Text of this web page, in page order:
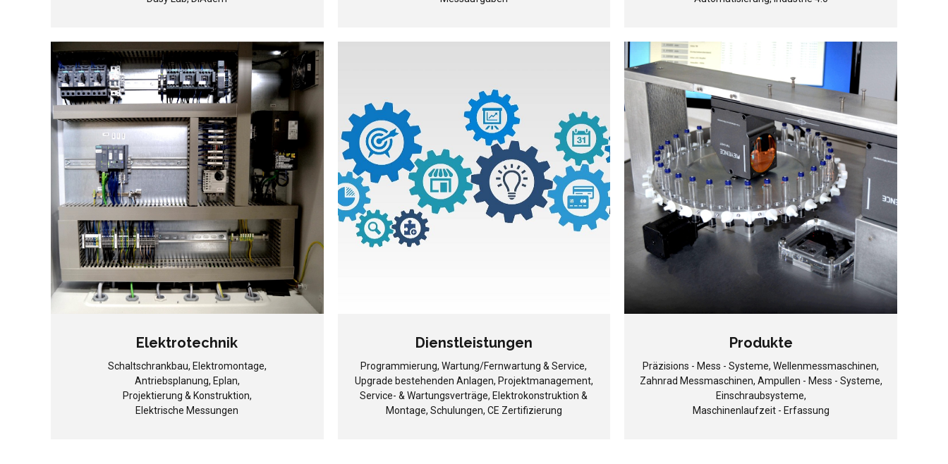
Elektrotechnik
Schaltschrankbau, Elektromontage,
Antriebsplanung, Eplan,
Projektierung & Konstruktion,
Elektrische Messungen
Dienstleistungen
Programmierung, Wartung/Fernwartung & Service,
Upgrade bestehenden Anlagen, Projektmanagement,
Service- & Wartungsverträge, Elektrokonstruktion &
Montage, Schulungen, CE Zertifizierung
Produkte
Präzisions - Mess - Systeme, Wellenmessmaschinen,
Zahnrad Messmaschinen, Ampullen - Mess - Systeme,
Einschraubsysteme,
Maschinenlaufzeit - Erfassung